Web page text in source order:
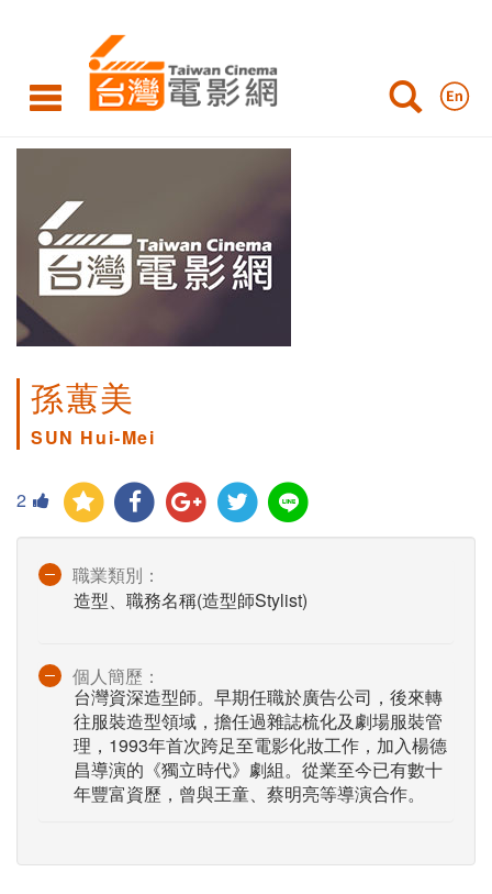
孫蕙美
SUN Hui-Mei
2
職業類別：
造型、職務名稱(造型師Stylist)
個人簡歷：
台灣資深造型師。早期任職於廣告公司，後來轉
往服裝造型領域，擔任過雜誌梳化及劇場服裝管
理，1993年首次跨足至電影化妝工作，加入楊德
昌導演的《獨立時代》劇組。從業至今已有數十
年豐富資歷，曾與王童、蔡明亮等導演合作。